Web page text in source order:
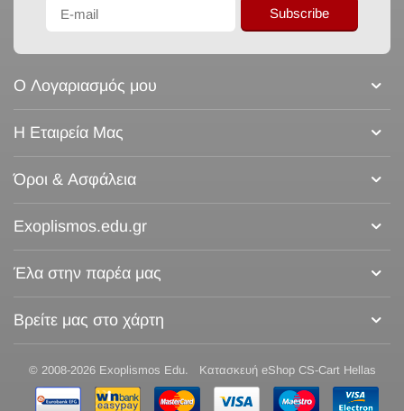
Subscribe
Ο Λογαριασμός μου
Η Εταιρεία Μας
Όροι & Ασφάλεια
Exoplismos.edu.gr
Έλα στην παρέα μας
Βρείτε μας στο χάρτη
© 2008-2026 Exoplismos Edu. Κατασκευή eShop CS-Cart Hellas